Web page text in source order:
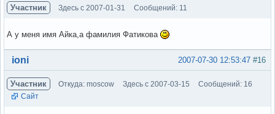
Участник Здесь с 2007-01-31 Сообщений: 11
А у меня имя Айка,а фамилия Фатикова
Вне форума #16
2007-07-30 12:53:47
ioni
Участник Откуда: moscow Здесь с 2007-03-15
Сообщений: 16
Сайт